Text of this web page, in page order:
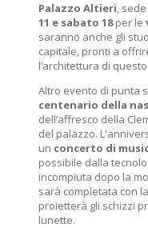
Palazzo Altieri,
11 e sabato 18per le
saranno anche gli
capitale, pronti a
l’architettura di
Altro evento di punta
centenario della
dell’affresco della
del palazzo.
un concerto di
possibile dalla
incompiuta dopo la
sarà completata con
proietterà gli schizzi
lunette.